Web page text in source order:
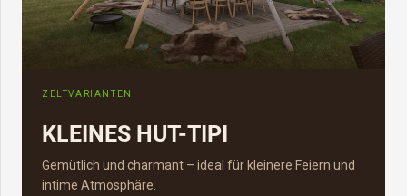
ZELTVARIANTEN
KLEINES HUT-TIPI
Gemütlich und charmant – ideal für kleinere Feiern und
intime Atmosphäre.